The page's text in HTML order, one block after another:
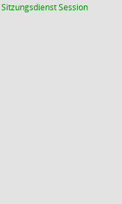
SitzungsdienstSession(Wird in